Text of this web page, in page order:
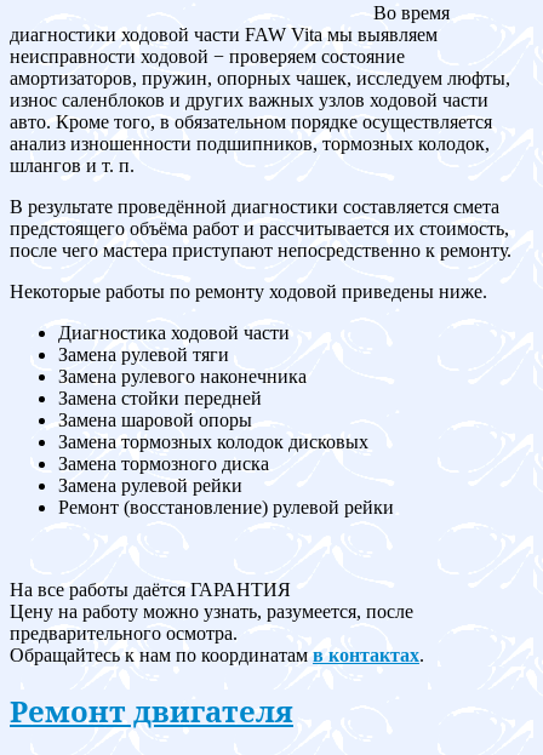
Во время
диагностики ходовой части FAW Vita мы выявляем
неисправности ходовой − проверяем состояние
амортизаторов, пружин, опорных чашек, исследуем люфты,
износ саленблоков и других важных узлов ходовой части
авто. Кроме того, в обязательном порядке осуществляется
анализ изношенности подшипников, тормозных колодок,
шлангов и т. п.
В результате проведённой диагностики составляется смета
предстоящего объёма работ и рассчитывается их стоимость,
после чего мастера приступают непосредственно к ремонту.
Некоторые работы по ремонту ходовой приведены ниже.
Диагностика ходовой части
Замена рулевой тяги
Замена рулевого наконечника
Замена стойки передней
Замена шаровой опоры
Замена тормозных колодок дисковых
Замена тормозного диска
Замена рулевой рейки
Ремонт (восстановление) рулевой рейки
На все работы даётся ГАРАНТИЯ
Цену на работу можно узнать, разумеется, после
предварительного осмотра.
Обращайтесь к нам по координатам в контактах.
Ремонт двигателя